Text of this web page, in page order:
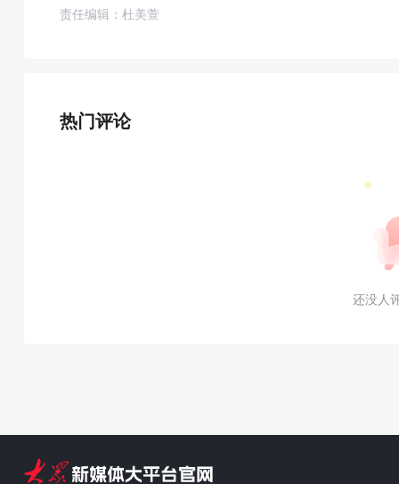
责任编辑：杜美萱
热门评论
还没人